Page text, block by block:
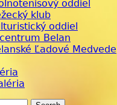
oddiel
klub
oddiel
Belan
Ľadové Medvede